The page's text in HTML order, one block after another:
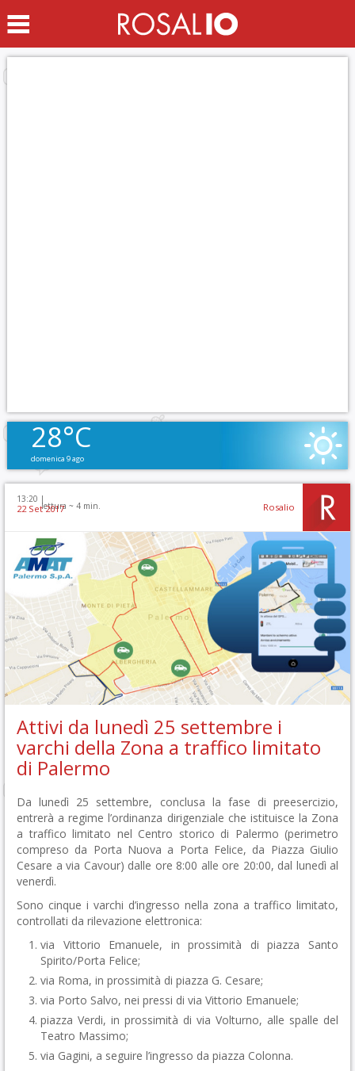
28°C
domenica 9 ago
13:20 |
lettura ~ 4 min.
22 Set 2017 Rosalio
Attivi da lunedì 25 settembre i
varchi della Zona a traffico limitato
di Palermo
Da lunedì 25 settembre, conclusa la fase di preesercizio,
entrerà a regime l’ordinanza dirigenziale che istituisce la Zona
a traffico limitato nel Centro storico di Palermo (perimetro
compreso da Porta Nuova a Porta Felice, da Piazza Giulio
Cesare a via Cavour) dalle ore 8:00 alle ore 20:00, dal lunedì al
venerdì.
Sono cinque i varchi d’ingresso nella zona a traffico limitato,
controllati da rilevazione elettronica:
via Vittorio Emanuele, in prossimità di piazza Santo
Spirito/Porta Felice;
via Roma, in prossimità di piazza G. Cesare;
via Porto Salvo, nei pressi di via Vittorio Emanuele;
piazza Verdi, in prossimità di via Volturno, alle spalle del
Teatro Massimo;
via Gagini, a seguire l’ingresso da piazza Colonna.